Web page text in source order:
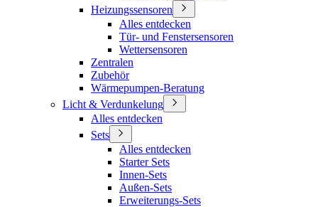
Heizungssensoren
Alles entdecken
Tür- und Fenstersensoren
Wettersensoren
Zentralen
Zubehör
Wärmepumpen-Beratung
Licht & Verdunkelung
Alles entdecken
Sets
Alles entdecken
Starter Sets
Innen-Sets
Außen-Sets
Erweiterungs-Sets